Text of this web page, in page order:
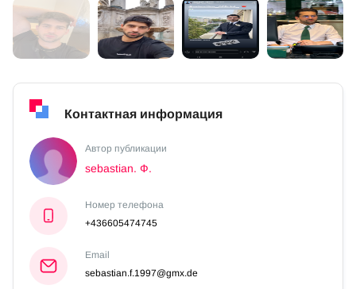
Контактная информация
Автор публикации
sebastian. Ф.
Номер телефона
+436605474745
Email
sebastian.f.1997@gmx.de